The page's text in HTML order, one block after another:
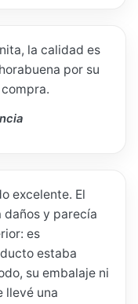
la calidad es
por su
excelente. El
y parecía
es
estaba
su embalaje ni
llevé una